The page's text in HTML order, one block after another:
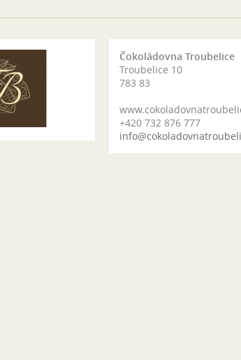
Čokoládovna Troubelice
Troubelice 10
783 83
+420 732 876 777